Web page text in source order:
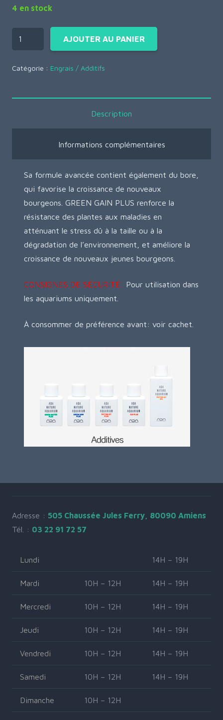
4 en stock
AJOUTER AU PANIER
Catégorie : Engrais / Additifs
Description
Informations complémentaires
Sa formule avancée contient également du bore,
qui favorise la croissance de nouveaux
bourgeons. GREEN GAIN PLUS renforce la
résistance des plantes aux maladies en
atténuant le stress dû à la taille ou à la
dégradation de l’environnement, et améliore la
croissance de nouveaux jeunes bourgeons.
CONSIGNES DE SÉCURITÉ: Pour utilisation dans
les aquariums uniquement.
À consommer de préférence avant: voir cachet.
Adresse : 505 Chaussée Jules Ferry, 80090 Amiens
Tél. : 03 22 91 72 57
Lundi 14H – 19H
Mardi 10H – 12H 14H – 19H
Mercredi 10H – 12H 14H – 19H
Jeudi 10H – 12H 14H – 19H
Vendredi 10H – 12H 14H – 19H
Samedi 10H – 12H 14H – 19H
Dimanche 10H – 12H